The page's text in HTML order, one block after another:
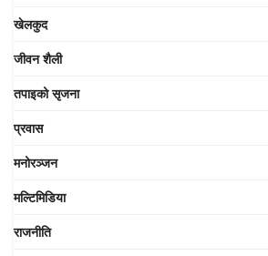
खेलकुद
जीवन शैली
तपाइको सृजना
प्रवास
मनोरञ्जन
मल्टिमिडिया
राजनीति